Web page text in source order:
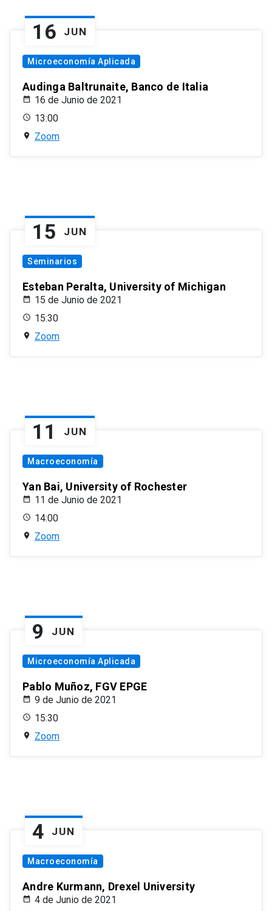
16 JUN
Microeconomía Aplicada
Audinga Baltrunaite, Banco de Italia
16 de Junio de 2021
13:00
Zoom
15 JUN
Seminarios
Esteban Peralta, University of Michigan
15 de Junio de 2021
15:30
Zoom
11 JUN
Macroeconomía
Yan Bai, University of Rochester
11 de Junio de 2021
14:00
Zoom
9 JUN
Microeconomía Aplicada
Pablo Muñoz, FGV EPGE
9 de Junio de 2021
15:30
Zoom
4 JUN
Macroeconomía
Andre Kurmann, Drexel University
4 de Junio de 2021